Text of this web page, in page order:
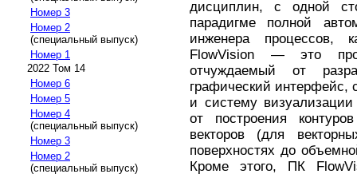
Номер 3
Номер 2
(специальный выпуск)
Номер 1
2022 Том 14
Номер 6
Номер 5
Номер 4
(специальный выпуск)
Номер 3
Номер 2
(специальный выпуск)
дисциплин, с одной
парадигме полной
инженера процессов,
FlowVision — это
отчуждаемый от
графический интерфейс,
и систему
от построения
векторов (для
поверхностях до
Кроме этого, ПК